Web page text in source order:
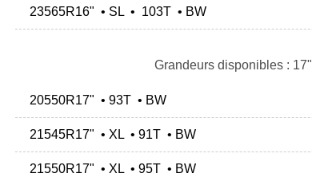
23565R16" • SL • 103T • BW
Grandeurs disponibles : 17"
20550R17" • 93T • BW
21545R17" • XL • 91T • BW
21550R17" • XL • 95T • BW